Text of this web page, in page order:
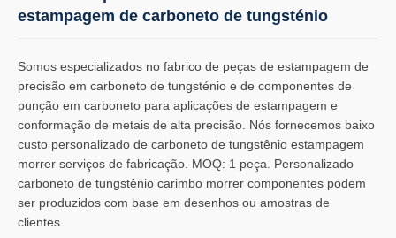
estampagem de carboneto de tungsténio
Somos especializados no fabrico de peças de estampagem de
precisão em carboneto de tungsténio e de componentes de
punção em carboneto para aplicações de estampagem e
conformação de metais de alta precisão. Nós fornecemos baixo
custo personalizado de carboneto de tungstênio estampagem
morrer serviços de fabricação. MOQ: 1 peça. Personalizado
carboneto de tungstênio carimbo morrer componentes podem
ser produzidos com base em desenhos ou amostras de
clientes.